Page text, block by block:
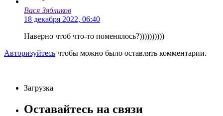
Вася Зябликов
18 декабря 2022, 06:40
Наверно чтоб что-то поменялось?))))))))))
Авторизуйтесь чтобы можно было оставлять комментарии.
Загрузка
Оставайтесь на связи